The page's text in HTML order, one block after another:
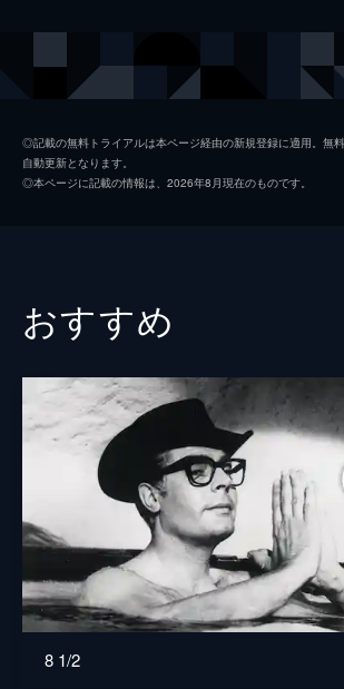
ヴェルナー・
製作 エリッヒ・ポ
◎記載の無料トライアルは本ページ経由の新規登録に適用。無
自動更新となります。
◎本ページに記載の情報は、2026年8月現在のものです。
おすすめ
8 1/2